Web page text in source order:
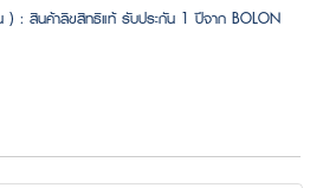
) : สินค้าลิขสิทธิแท้ รับประกัน 1 ปีจาก BOLON